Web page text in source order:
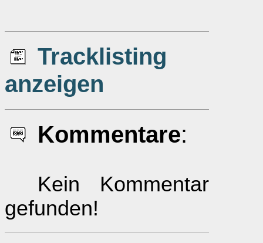
Tracklisting
anzeigen
Kommentare:
Kein Kommentar
gefunden!